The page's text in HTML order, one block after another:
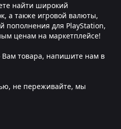
найти широкий
а также игровой валюты,
пополнения для PlayStation,
ценам на маркетплейсе!
товара, напишите нам в
не переживайте, мы